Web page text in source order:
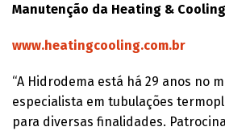
Manutenção da Heating & Cooling
www.heatingcooling.com.br
“A Hidrodema está há 29 anos no
especialista em tubulações
para diversas finalidades.